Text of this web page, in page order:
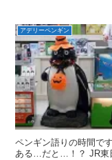
アデリーペンギン
ペンギン語りの時間で
ある…だと…！？ JR東